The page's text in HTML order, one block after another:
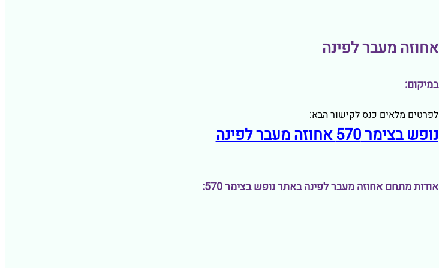
אחוזה מעבר לפינה
במיקום:
לפרטים מלאים כנס לקישור הבא:
נופש בצימר 570 אחוזה מעבר לפינה
אודות מתחם אחוזה מעבר לפינה באתר נופש בצימר 570: